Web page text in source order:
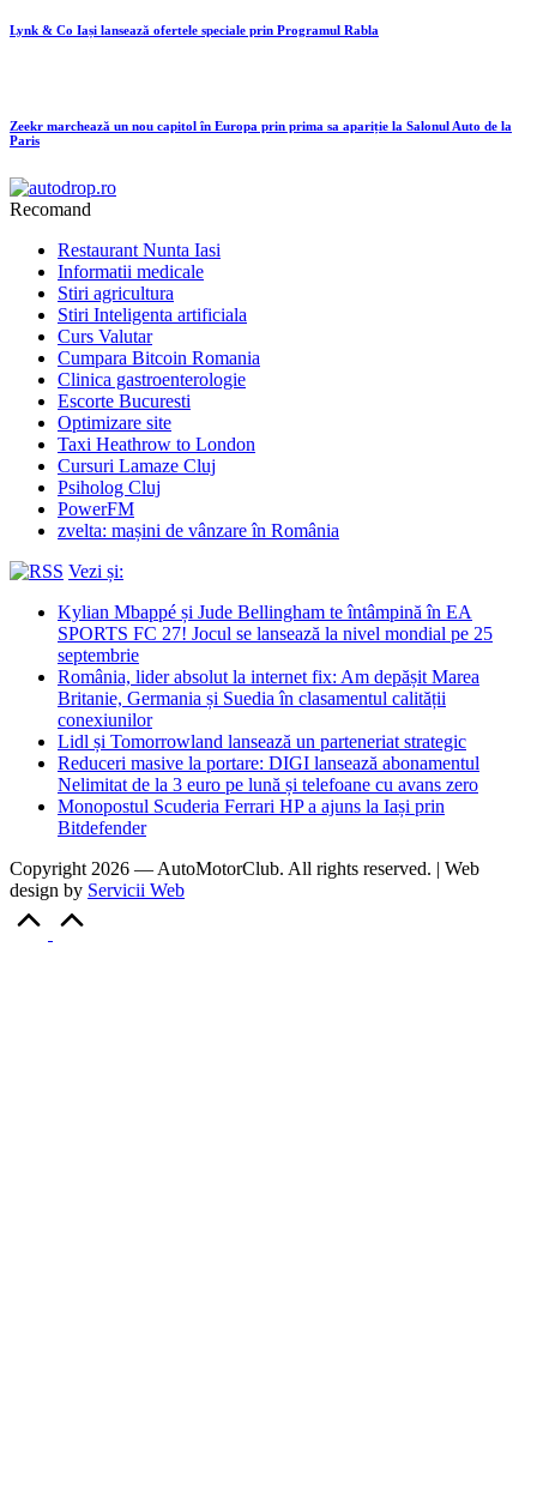
Lynk & Co Iași lansează ofertele speciale prin Programul Rabla
Zeekr marchează un nou capitol în Europa prin prima sa apariție la Salonul Auto de la
Paris
Recomand
Restaurant Nunta Iasi
Informatii medicale
Stiri agricultura
Stiri Inteligenta artificiala
Curs Valutar
Cumpara Bitcoin Romania
Clinica gastroenterologie
Escorte Bucuresti
Optimizare site
Taxi Heathrow to London
Cursuri Lamaze Cluj
Psiholog Cluj
PowerFM
zvelta: mașini de vânzare în România
Vezi și:
Kylian Mbappé și Jude Bellingham te întâmpină în EA
SPORTS FC 27! Jocul se lansează la nivel mondial pe 25
septembrie
România, lider absolut la internet fix: Am depășit Marea
Britanie, Germania și Suedia în clasamentul calității
conexiunilor
Lidl și Tomorrowland lansează un parteneriat strategic
Reduceri masive la portare: DIGI lansează abonamentul
Nelimitat de la 3 euro pe lună și telefoane cu avans zero
Monopostul Scuderia Ferrari HP a ajuns la Iași prin
Bitdefender
Copyright 2026 — AutoMotorClub. All rights reserved. | Web
design by Servicii Web